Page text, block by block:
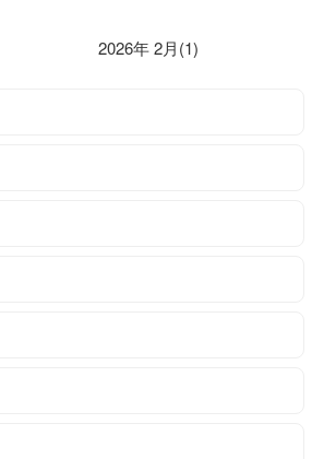
2026年 2月(1)